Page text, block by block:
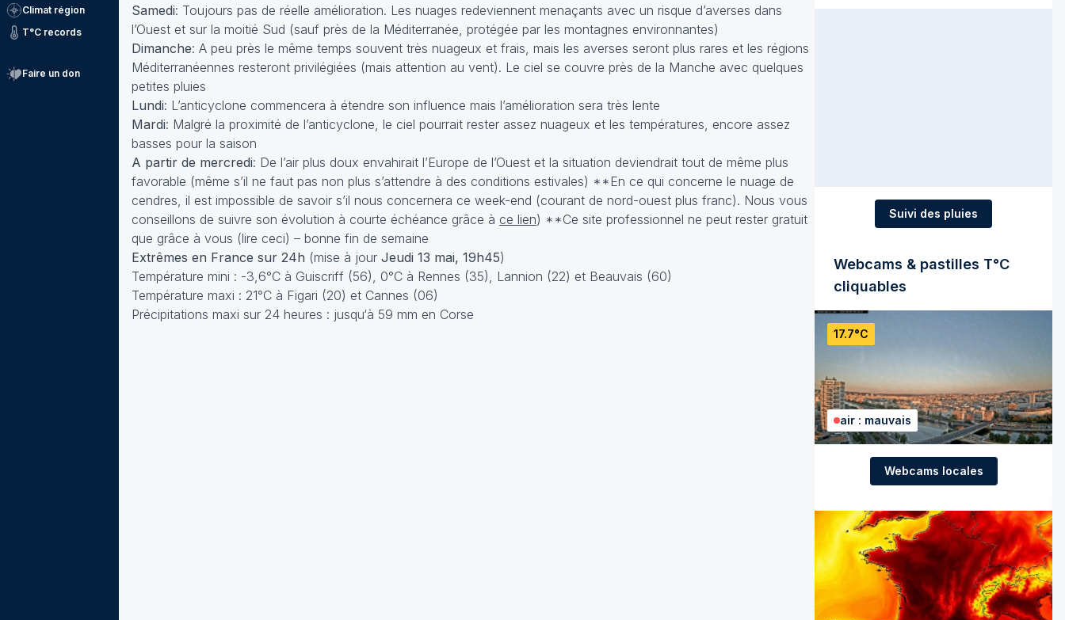
Climat région
T°C records
Faire un don
Samedi: Toujours pas de réelle amélioration. Les nuages redeviennent menaçants avec un risque d’averses dans
l’Ouest et sur la moitié Sud (sauf près de la Méditerranée, protégée par les montagnes environnantes)
Dimanche: A peu près le même temps souvent très nuageux et frais, mais les averses seront plus rares et les régions
Méditerranéennes resteront privilégiées (mais attention au vent). Le ciel se couvre près de la Manche avec quelques
petites pluies
Lundi: L’anticyclone commencera à étendre son influence mais l’amélioration sera très lente
Mardi: Malgré la proximité de l’anticyclone, le ciel pourrait rester assez nuageux et les températures, encore assez
basses pour la saison
A partir de mercredi: De l’air plus doux envahirait l’Europe de l’Ouest et la situation deviendrait tout de même plus
favorable (même s’il ne faut pas non plus s’attendre à des conditions estivales) **En ce qui concerne le nuage de
cendres, il est impossible de savoir s’il nous concernera ce week-end (courant de nord-ouest plus franc). Nous vous
conseillons de suivre son évolution à courte échéance grâce à ce lien) **Ce site professionnel ne peut rester gratuit
que grâce à vous (lire ceci) – bonne fin de semaine
Extrêmes en France sur 24h (mise à jour Jeudi 13 mai, 19h45)
Température mini : -3,6°C à Guiscriff (56), 0°C à Rennes (35), Lannion (22) et Beauvais (60)
Température maxi : 21°C à Figari (20) et Cannes (06)
Précipitations maxi sur 24 heures : jusqu‘à 59 mm en Corse
Suivi des pluies
Webcams & pastilles T°C
cliquables
17.7°C
air : mauvais
Webcams locales